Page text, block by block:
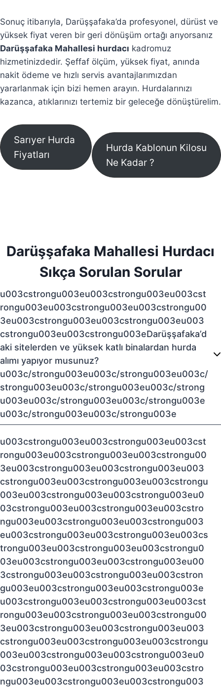
Sonuç itibarıyla, Darüşşafaka’da profesyonel, dürüst ve
yüksek fiyat veren bir geri dönüşüm ortağı arıyorsanız
Darüşşafaka Mahallesi hurdacı kadromuz
hizmetinizdedir. Şeffaf ölçüm, yüksek fiyat, anında
nakit ödeme ve hızlı servis avantajlarımızdan
yararlanmak için bizi hemen arayın. Hurdalarınızı
kazanca, atıklarınızı tertemiz bir geleceğe dönüştürelim.
Sarıyer Hurda
Fiyatları
Hurda Kablonun Kilosu
Ne Kadar ?
Darüşşafaka Mahallesi Hurdacı
Sıkça Sorulan Sorular
u003cstrongu003eu003cstrongu003eu003cst
rongu003eu003cstrongu003eu003cstrongu00
3eu003cstrongu003eu003cstrongu003eu003
cstrongu003eu003cstrongu003eDarüşşafaka’d
aki sitelerden ve yüksek katlı binalardan hurda
alımı yapıyor musunuz?
u003c/strongu003eu003c/strongu003eu003c/
strongu003eu003c/strongu003eu003c/strong
u003eu003c/strongu003eu003c/strongu003e
u003c/strongu003eu003c/strongu003e
u003cstrongu003eu003cstrongu003eu003cst
rongu003eu003cstrongu003eu003cstrongu00
3eu003cstrongu003eu003cstrongu003eu003
cstrongu003eu003cstrongu003eu003cstrongu
003eu003cstrongu003eu003cstrongu003eu0
03cstrongu003eu003cstrongu003eu003cstro
ngu003eu003cstrongu003eu003cstrongu003
eu003cstrongu003eu003cstrongu003eu003cs
trongu003eu003cstrongu003eu003cstrongu0
03eu003cstrongu003eu003cstrongu003eu00
3cstrongu003eu003cstrongu003eu003cstron
gu003eu003cstrongu003eu003cstrongu003e
u003cstrongu003eu003cstrongu003eu003cst
rongu003eu003cstrongu003eu003cstrongu00
3eu003cstrongu003eu003cstrongu003eu003
cstrongu003eu003cstrongu003eu003cstrongu
003eu003cstrongu003eu003cstrongu003eu0
03cstrongu003eu003cstrongu003eu003cstro
ngu003eu003cstrongu003eu003cstrongu003